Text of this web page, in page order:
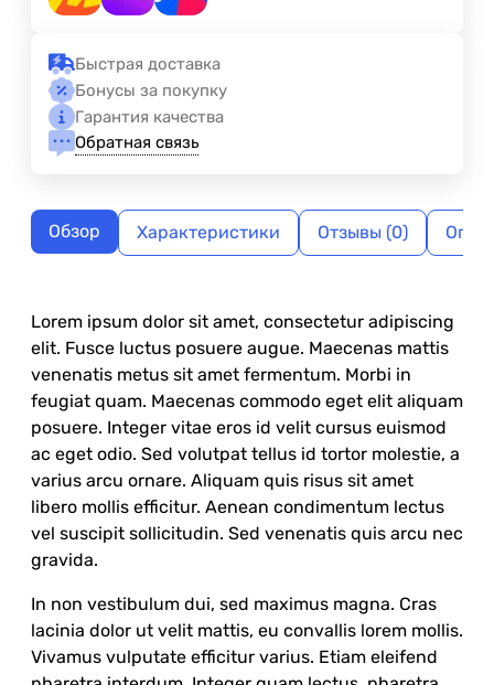
Быстрая доставка
Бонусы за покупку
Гарантия качества
Обратная связь
Обзор Характеристики Отзывы (0)
Lorem ipsum dolor sit amet, consectetur adipiscing
elit. Fusce luctus posuere augue. Maecenas mattis
venenatis metus sit amet fermentum. Morbi in
feugiat quam. Maecenas commodo eget elit aliquam
posuere. Integer vitae eros id velit cursus euismod
ac eget odio. Sed volutpat tellus id tortor molestie, a
varius arcu ornare. Aliquam quis risus sit amet
libero mollis efficitur. Aenean condimentum lectus
vel suscipit sollicitudin. Sed venenatis quis arcu nec
gravida.
In non vestibulum dui, sed maximus magna. Cras
lacinia dolor ut velit mattis, eu convallis lorem mollis.
Vivamus vulputate efficitur varius. Etiam eleifend